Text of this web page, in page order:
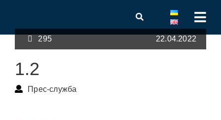
295 22.04.2022
1.2
Прес-служба